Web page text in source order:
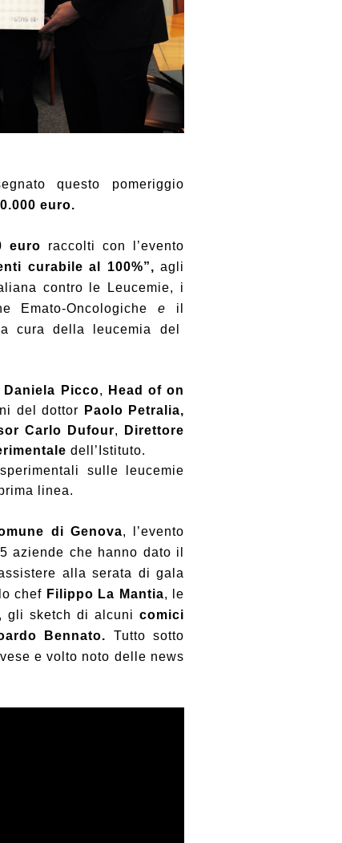
questo pomeriggio
euro.
euro raccolti con
l’evento
curabile al 100%”, agli
contro le Leucemie, i
Emato-Oncologiche e il
cura della leucemia del
Daniela Picco,
Head of on
del dottor
Paolo Petralia,
Carlo Dufour,
Direttore
dell’Istituto.
sulle leucemie
linea.
di Genova, l’evento
aziende che hanno dato il
alla serata di gala
chef Filippo La Mantia, le
gli sketch di alcunicomici
Bennato. Tutto sotto
e volto noto delle news